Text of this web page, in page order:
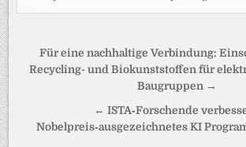
Beitragsnavigation
Für eine nachhaltige Verbindung:
Recycling- und Biokunststoffen für
Baugruppen →
← ISTA‑Forschende
Nobelpreis‑ausgezeichnetes KI